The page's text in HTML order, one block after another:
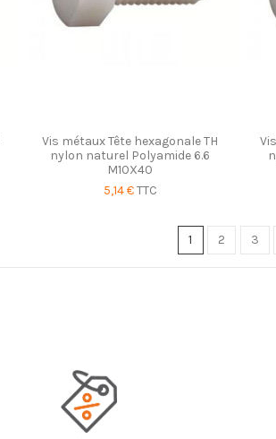
Vis métaux Tête hexagonale TH
nylon naturel Polyamide 6.6
M10X40
5,14 €TTC
1 2 3